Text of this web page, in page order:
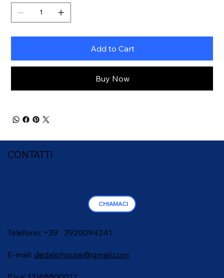
Add to Cart
Buy Now
CONTATTI
CHIAMACI
Telefono: +39 3920094241
E-mail: dedalohouse@gmail.com